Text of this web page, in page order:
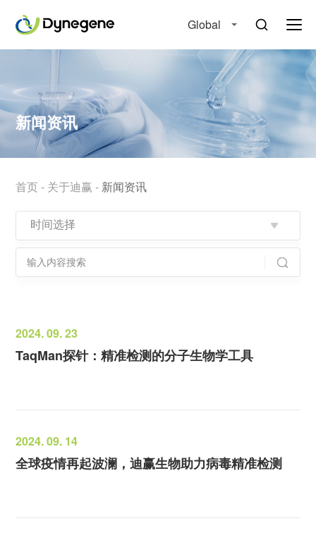
Global
新闻资讯
首页- 关于迪赢 - 新闻资讯
2024. 09. 23
TaqMan探针：精准检测的分子生物学工具
2024. 09. 14
全球疫情再起波澜，迪赢生物助力病毒精准检测